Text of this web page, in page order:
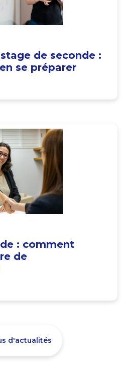
de seconde :
se préparer
: comment
de
d'actualités